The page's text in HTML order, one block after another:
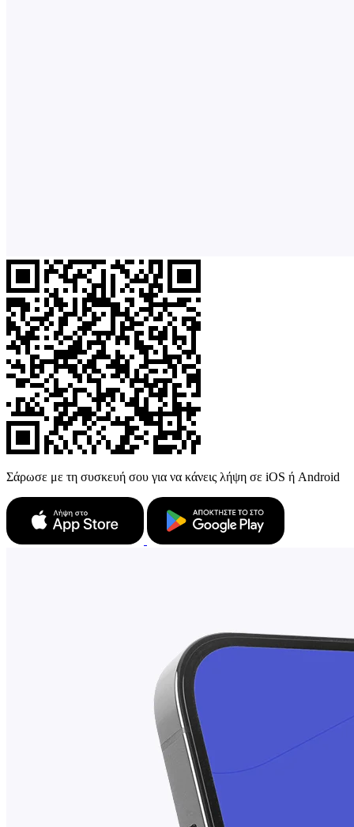
Σάρωσε με τη συσκευή σου για να κάνεις λήψη σε iOS ή Android